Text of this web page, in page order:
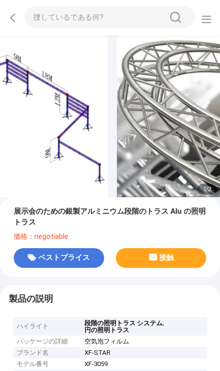
1/2
展示会のための銀製アルミニウム段階のトラス Alu の照明
トラス
価格：negotiable
ベストプライス 接触
製品の説明
ハイライト 段階の照明トラス システム,
円の照明トラス
パッケージの詳細
空気泡フィルム
ブランド名
XF-STAR
モデル番号
XF-3059